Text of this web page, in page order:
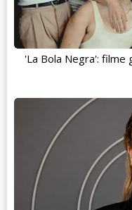
'La Bola Negra':